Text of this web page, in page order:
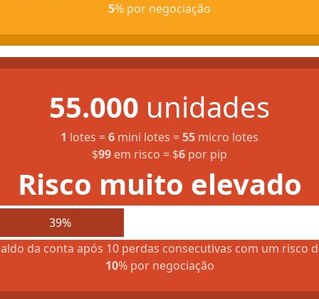
5% por negociação
55.000 unidades
1 lotes =6 mini lotes =55 micro lotes
$99 em risco = $6 por pip
Risco muito elevado
39%
da conta após 10 perdas consecutivas com um risco
10% por negociação